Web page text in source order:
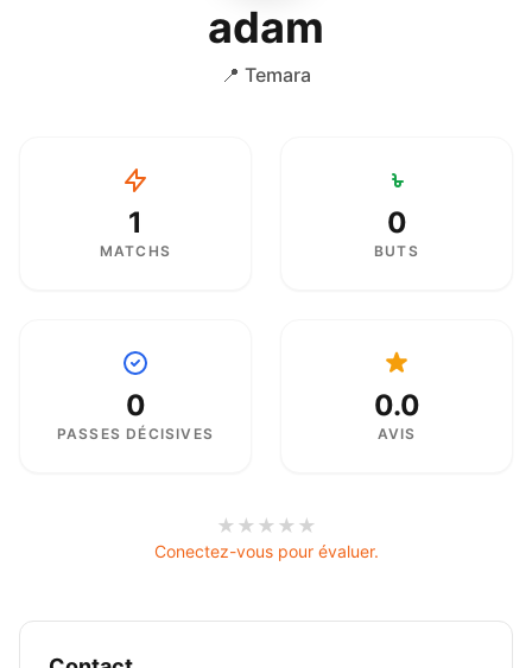
adam
📍 Temara
1
MATCHS
0
BUTS
0
PASSES DÉCISIVES
0.0
AVIS
★ ★ ★ ★ ★
Conectez-vous pour évaluer.